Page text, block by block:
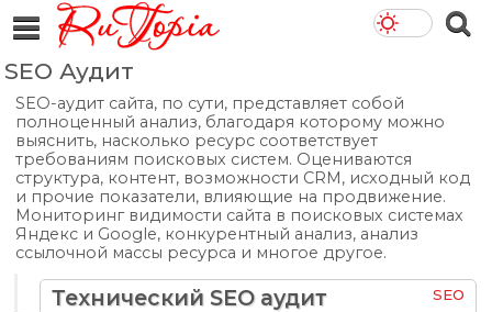
SEO Аудит
SEO-аудит сайта, по сути, представляет собой
полноценный анализ, благодаря которому можно
выяснить, насколько ресурс соответствует
требованиям поисковых систем. Оцениваются
структура, контент, возможности CRM, исходный код
и прочие показатели, влияющие на продвижение.
Мониторинг видимости сайта в поисковых системах
Яндекс и Google, конкурентный анализ, анализ
ссылочной массы ресурса и многое другое.
SEO
Технический SEO аудит